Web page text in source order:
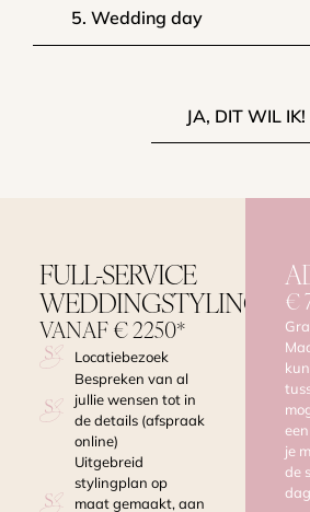
5. Wedding day
JA, DIT WIL IK!
FULL-SERVICE
WEDDINGSTYLING
VANAF € 2250*
Locatiebezoek
Bespreken van al
jullie wensen tot in
de details (afspraak
online)
Uitgebreid
stylingplan op
maat gemaakt, aan
€
je
de